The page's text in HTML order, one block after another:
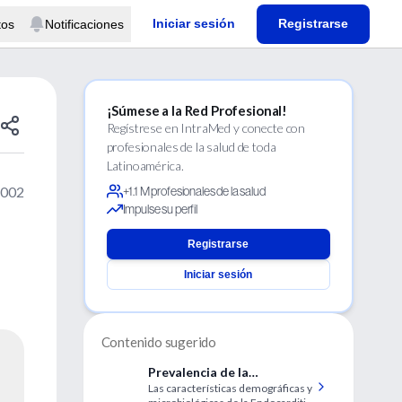
Notificaciones Iniciar sesión Registrarse
¡Súmese a la Red Profesional!
Regístrese en IntraMed y conecte con
profesionales de la salud de toda
Latinoamérica.
+1.1 M profesionales de la salud
Impulse su perfil
Registrarse
Iniciar sesión
Contenido sugerido
Prevalencia de la
Endocardítis Infecciosa
Las características demográficas y